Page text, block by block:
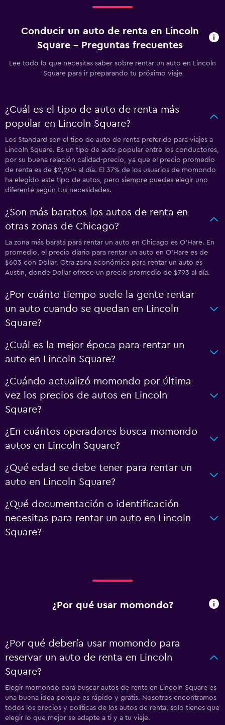
Conducir un auto de renta en Lincoln
Square - Preguntas frecuentes
Lee todo lo que necesitas saber sobre rentar un auto en Lincoln
Square para ir preparando tu próximo viaje
¿Cuál es el tipo de auto de renta más
popular en Lincoln Square?
Los Standard son el tipo de auto de renta preferido para viajes a
Lincoln Square. Es un tipo de auto popular entre los conductores,
por su buena relación calidad-precio, ya que el precio promedio
de renta es de $2,204 al día. El 37% de los usuarios de momondo
ha elegido este tipo de autos, pero siempre puedes elegir uno
diferente según tus necesidades.
¿Son más baratos los autos de renta en
otras zonas de Chicago?
La zona más barata para rentar un auto en Chicago es O'Hare. En
promedio, el precio diario para rentar un auto en O'Hare es de
$603 con Dollar. Otra zona económica para rentar un auto es
Austin, donde Dollar ofrece un precio promedio de $793 al día.
¿Por cuánto tiempo suele la gente rentar
un auto cuando se quedan en Lincoln
Square?
¿Cuál es la mejor época para rentar un
auto en Lincoln Square?
¿Cuándo actualizó momondo por última
vez los precios de autos en Lincoln
Square?
¿En cuántos operadores busca momondo
autos en Lincoln Square?
¿Qué edad se debe tener para rentar un
auto en Lincoln Square?
¿Qué documentación o identificación
necesitas para rentar un auto en Lincoln
Square?
¿Por qué usar momondo?
¿Por qué debería usar momondo para
reservar un auto de renta en Lincoln
Square?
Elegir momondo para buscar autos de renta en Lincoln Square es
una buena idea porque es rápido y gratis. Nosotros encontramos
todos los precios y políticas de los autos de renta, solo tienes que
elegir lo que mejor se adapte a ti y a tu viaje.